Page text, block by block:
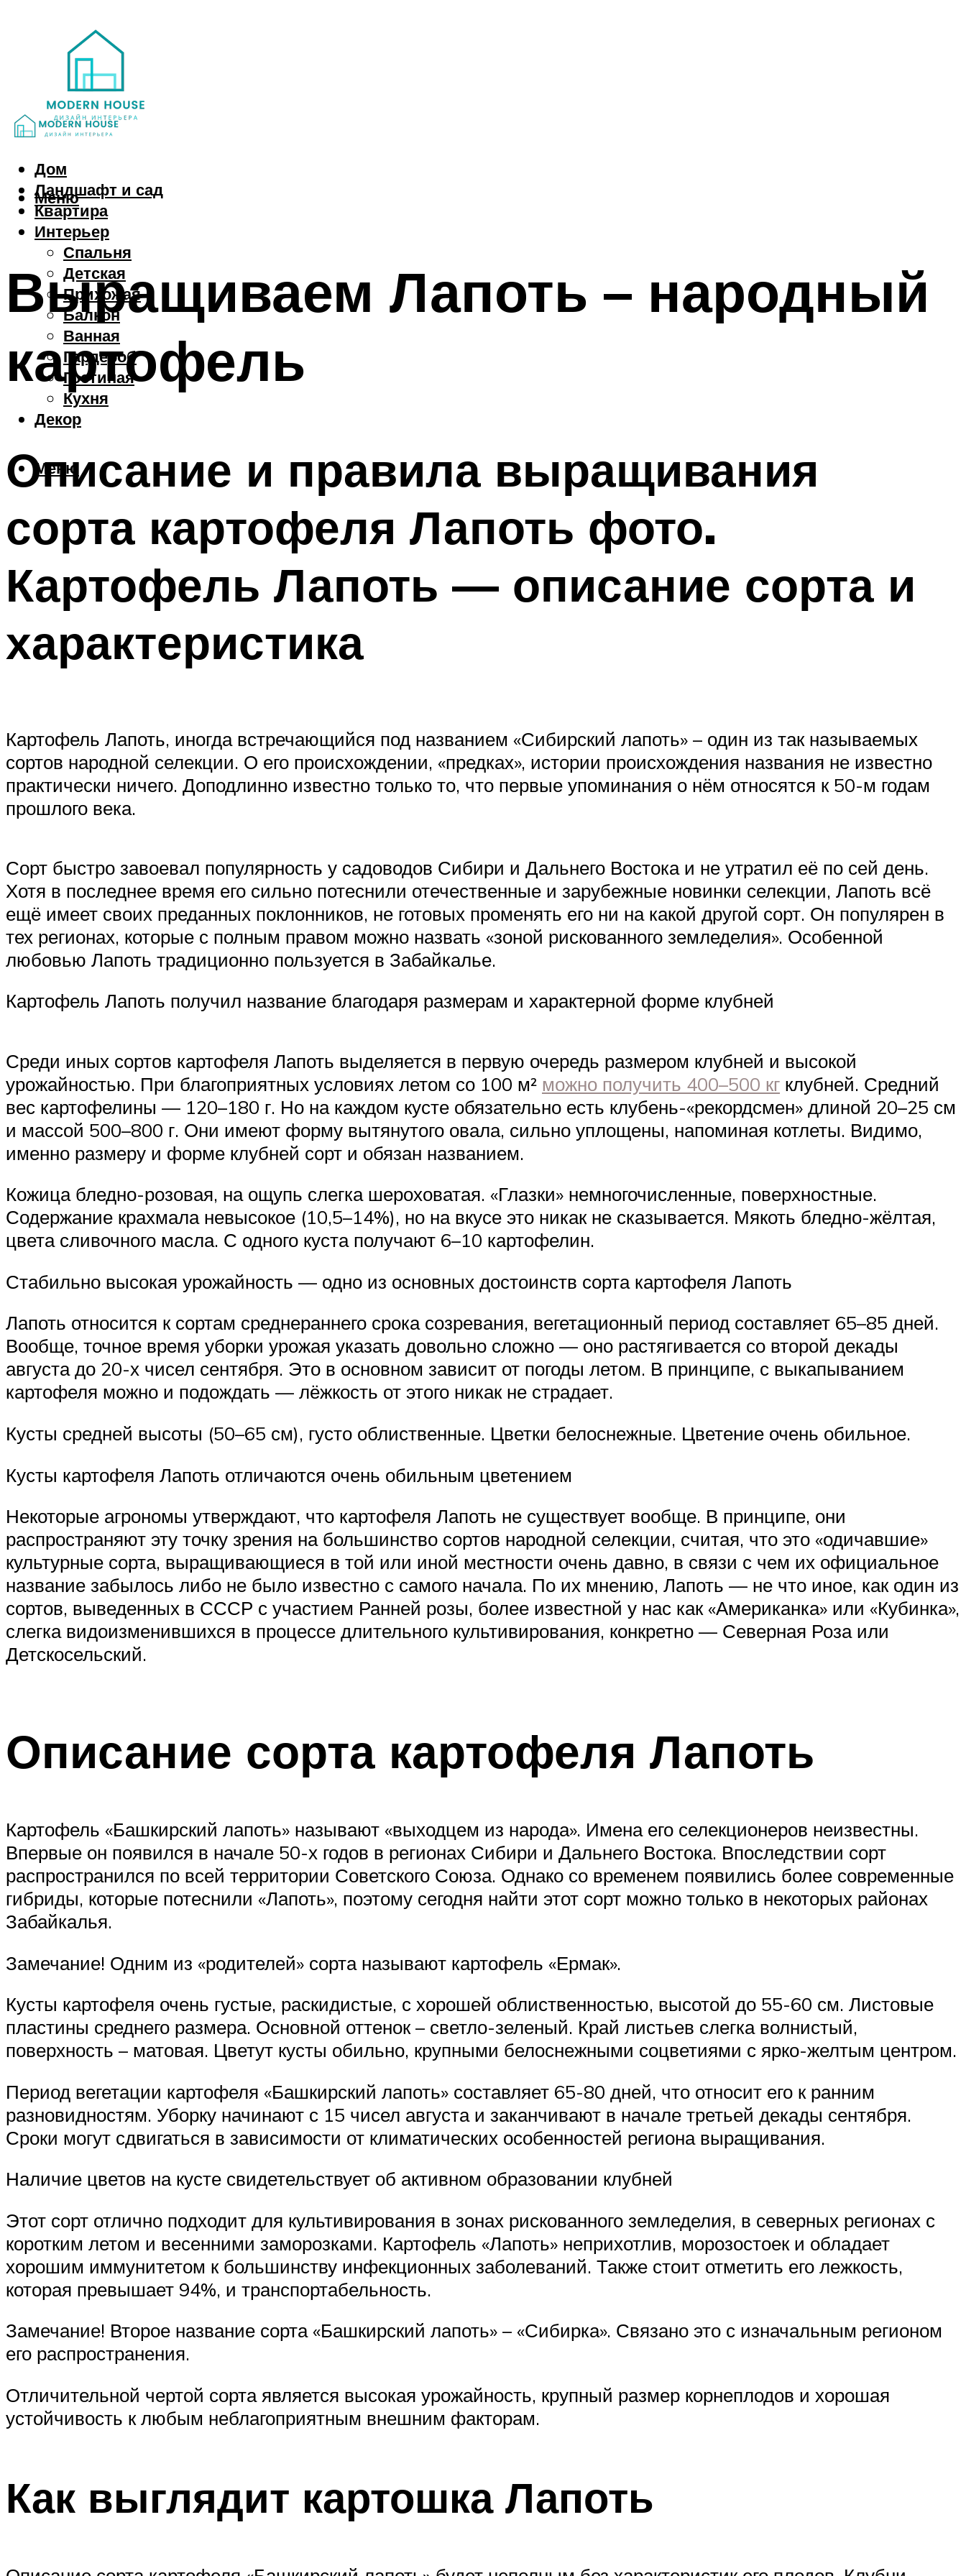
Дом
Ландшафт и сад
Квартира
Интерьер
Спальня
Детская
Прихожая
Балкон
Ванная
Гардероб
Гостиная
Кухня
Декор
Меню
Меню
Выращиваем Лапоть – народный
картофель
Описание и правила выращивания
сорта картофеля Лапоть фото.
Картофель Лапоть — описание сорта и
характеристика
Картофель Лапоть, иногда встречающийся под названием «Сибирский лапоть» – один из так называемых
сортов народной селекции. О его происхождении, «предках», истории происхождения названия не известно
практически ничего. Доподлинно известно только то, что первые упоминания о нём относятся к 50-м годам
прошлого века.
Сорт быстро завоевал популярность у садоводов Сибири и Дальнего Востока и не утратил её по сей день.
Хотя в последнее время его сильно потеснили отечественные и зарубежные новинки селекции, Лапоть всё
ещё имеет своих преданных поклонников, не готовых променять его ни на какой другой сорт. Он популярен в
тех регионах, которые с полным правом можно назвать «зоной рискованного земледелия». Особенной
любовью Лапоть традиционно пользуется в Забайкалье.
Картофель Лапоть получил название благодаря размерам и характерной форме клубней
Среди иных сортов картофеля Лапоть выделяется в первую очередь размером клубней и высокой
урожайностью. При благоприятных условиях летом со 100 м² можно получить 400–500 кг клубней. Средний
вес картофелины — 120–180 г. Но на каждом кусте обязательно есть клубень-«рекордсмен» длиной 20–25 см
и массой 500–800 г. Они имеют форму вытянутого овала, сильно уплощены, напоминая котлеты. Видимо,
именно размеру и форме клубней сорт и обязан названием.
Кожица бледно-розовая, на ощупь слегка шероховатая. «Глазки» немногочисленные, поверхностные.
Содержание крахмала невысокое (10,5–14%), но на вкусе это никак не сказывается. Мякоть бледно-жёлтая,
цвета сливочного масла. С одного куста получают 6–10 картофелин.
Стабильно высокая урожайность — одно из основных достоинств сорта картофеля Лапоть
Лапоть относится к сортам среднераннего срока созревания, вегетационный период составляет 65–85 дней.
Вообще, точное время уборки урожая указать довольно сложно — оно растягивается со второй декады
августа до 20-х чисел сентября. Это в основном зависит от погоды летом. В принципе, с выкапыванием
картофеля можно и подождать — лёжкость от этого никак не страдает.
Кусты средней высоты (50–65 см), густо облиственные. Цветки белоснежные. Цветение очень обильное.
Кусты картофеля Лапоть отличаются очень обильным цветением
Некоторые агрономы утверждают, что картофеля Лапоть не существует вообще. В принципе, они
распространяют эту точку зрения на большинство сортов народной селекции, считая, что это «одичавшие»
культурные сорта, выращивающиеся в той или иной местности очень давно, в связи с чем их официальное
название забылось либо не было известно с самого начала. По их мнению, Лапоть — не что иное, как один из
сортов, выведенных в СССР с участием Ранней розы, более известной у нас как «Американка» или «Кубинка»,
слегка видоизменившихся в процессе длительного культивирования, конкретно — Северная Роза или
Детскосельский.
Описание сорта картофеля Лапоть
Картофель «Башкирский лапоть» называют «выходцем из народа». Имена его селекционеров неизвестны.
Впервые он появился в начале 50-х годов в регионах Сибири и Дальнего Востока. Впоследствии сорт
распространился по всей территории Советского Союза. Однако со временем появились более современные
гибриды, которые потеснили «Лапоть», поэтому сегодня найти этот сорт можно только в некоторых районах
Забайкалья.
Замечание! Одним из «родителей» сорта называют картофель «Ермак».
Кусты картофеля очень густые, раскидистые, с хорошей облиственностью, высотой до 55-60 см. Листовые
пластины среднего размера. Основной оттенок – светло-зеленый. Край листьев слегка волнистый,
поверхность – матовая. Цветут кусты обильно, крупными белоснежными соцветиями с ярко-желтым центром.
Период вегетации картофеля «Башкирский лапоть» составляет 65-80 дней, что относит его к ранним
разновидностям. Уборку начинают с 15 чисел августа и заканчивают в начале третьей декады сентября.
Сроки могут сдвигаться в зависимости от климатических особенностей региона выращивания.
Наличие цветов на кусте свидетельствует об активном образовании клубней
Этот сорт отлично подходит для культивирования в зонах рискованного земледелия, в северных регионах с
коротким летом и весенними заморозками. Картофель «Лапоть» неприхотлив, морозостоек и обладает
хорошим иммунитетом к большинству инфекционных заболеваний. Также стоит отметить его лежкость,
которая превышает 94%, и транспортабельность.
Замечание! Второе название сорта «Башкирский лапоть» – «Сибирка». Связано это с изначальным регионом
его распространения.
Отличительной чертой сорта является высокая урожайность, крупный размер корнеплодов и хорошая
устойчивость к любым неблагоприятным внешним факторам.
Как выглядит картошка Лапоть